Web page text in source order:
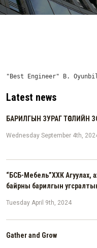
"Best Engineer" B.
Latest news
БАРИЛГЫН ЗУРАГ ТӨСЛИЙН
Wednesday September 4th,
“БСБ-Мебель”ХХК Агуулах,
байрны барилгын
Tuesday April 9th, 2024
Gather and Grow